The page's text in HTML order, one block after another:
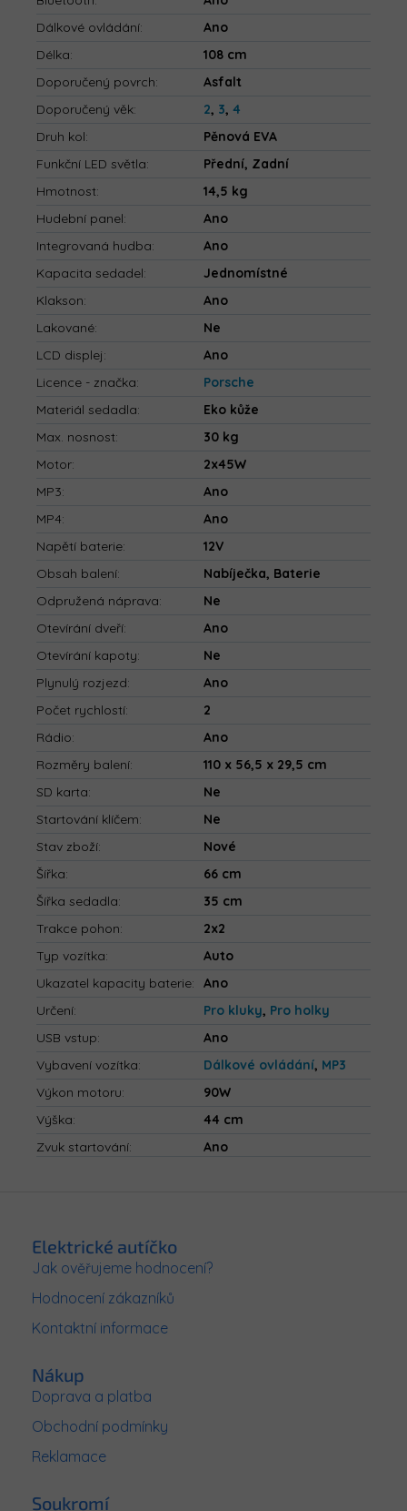
Dálkové ovládání:
Ano
Délka:
108 cm
Doporučený povrch:
Asfalt
Doporučený věk: 2, 3, 4
Druh kol:
Pěnová EVA
Funkční LED světla:
Přední, Zadní
Hmotnost:
14,5 kg
Hudební panel:
Ano
Integrovaná hudba:
Ano
Kapacita sedadel:
Jednomístné
Klakson:
Ano
Lakované:
Ne
LCD displej:
Ano
Licence - značka:
Porsche
Materiál sedadla:
Eko kůže
Max. nosnost:
30 kg
Motor:
2x45W
MP3:
Ano
MP4:
Ano
Napětí baterie:
12V
Obsah balení:
Nabíječka, Baterie
Odpružená náprava:
Ne
Otevírání dveří:
Ano
Otevírání kapoty:
Ne
Plynulý rozjezd:
Ano
Počet rychlostí:
2
Rádio:
Ano
Rozměry balení:
110 x 56,5 x 29,5 cm
SD karta:
Ne
Startování klíčem:
Ne
Stav zboží:
Nové
Šířka:
66 cm
Šířka sedadla:
35 cm
Trakce pohon:
2x2
Typ vozítka:
Auto
Ukazatel kapacity baterie:
Ano
Určení: Pro kluky, Pro holky
USB vstup:
Ano
Vybavení vozítka: Dálkové ovládání, MP3
Výkon motoru:
90W
Výška:
44 cm
Zvuk startování: Ano
Elektrické autíčko
Jak ověřujeme hodnocení?
Hodnocení zákazníků
Kontaktní informace
Nákup
Doprava a platba
Obchodní podmínky
Reklamace
Soukromí